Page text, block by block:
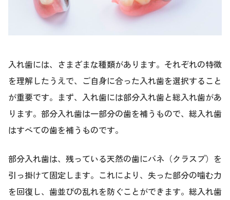
入れ歯には、さまざまな種類があります。それぞれの特徴
を理解したうえで、ご自身に合った入れ歯を選択すること
が重要です。まず、入れ歯には部分入れ歯と総入れ歯があ
ります。部分入れ歯は一部分の歯を補うもので、総入れ歯
はすべての歯を補うものです。
部分入れ歯は、残っている天然の歯にバネ（クラスプ）を
引っ掛けて固定します。これにより、失った部分の噛む力
を回復し、歯並びの乱れを防ぐことができます。総入れ歯